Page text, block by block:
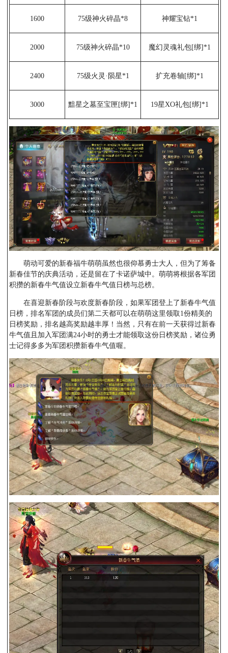
1600 75级神火碎晶*8 神耀宝钻*1
2000 75级神火碎晶*10 魔幻灵魂礼包[绑]*1
2400 75级火灵·陨星*1 扩充卷轴[绑]*1
3000 黯星之墓至宝匣[绑]*1 19星XO礼包[绑]*1
萌动可爱的新春福牛萌萌虽然也很仰慕勇士大人，但为了筹备
新春佳节的庆典活动，还是留在了卡诺萨城中。萌萌将根据各军团
积攒的新春牛气值设立新春牛气值日榜与总榜。
在喜迎新春阶段与欢度新春阶段，如果军团登上了新春牛气值
日榜，排名军团的成员们第二天都可以在萌萌这里领取1份精美的
日榜奖励，排名越高奖励越丰厚！当然，只有在前一天获得过新春
牛气值且加入军团满24小时的勇士才能领取这份日榜奖励，诸位勇
士记得多多为军团积攒新春牛气值喔。